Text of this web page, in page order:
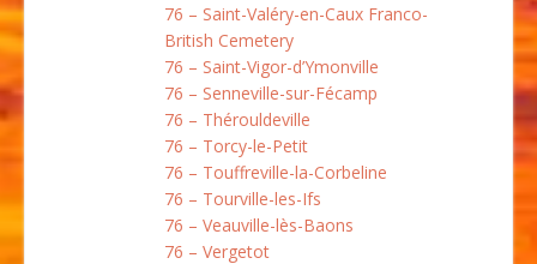
76 – Saint-Valéry-en-Caux Franco-
British Cemetery
76 – Saint-Vigor-d’Ymonville
76 – Senneville-sur-Fécamp
76 – Thérouldeville
76 – Torcy-le-Petit
76 – Touffreville-la-Corbeline
76 – Tourville-les-Ifs
76 – Veauville-lès-Baons
76 – Vergetot